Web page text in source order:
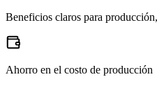
Beneficios claros para
Ahorro en el costo de producción